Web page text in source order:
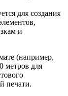
для создания
и
(например,
метров для
печати.